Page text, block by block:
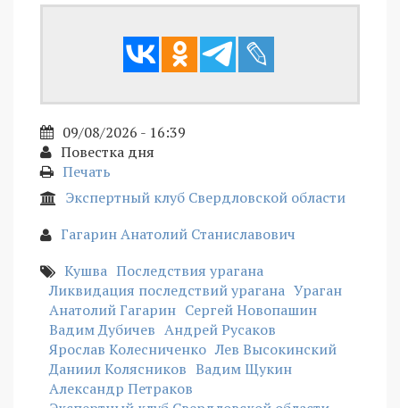
09/08/2026 - 16:39
Повестка дня
Печать
Экспертный клуб Свердловской области
Гагарин Анатолий Станиславович
Кушва Последствия урагана
Ликвидация последствий урагана Ураган
Анатолий Гагарин Сергей Новопашин
Вадим Дубичев Андрей Русаков
Ярослав Колесниченко Лев Высокинский
Даниил Колясников Вадим Щукин
Александр Петраков